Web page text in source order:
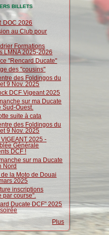
2026-17/05/2026
BILLETS
DOC 2026
au Club pour
Formations
LMNA 2025-2026
"Rencard Ducate"
des "cousins"
des Foldingos du
9 Nov. 2025
DCF Vigeant 2025
sur ma Ducate
Sud-Ouest.
suite à cata
des Foldingos du
9 Nov. 2025
2025 -
Générale
DCF !
sur ma Ducate
Nord
la Moto de Douai
2025
inscriptions
par course".
Ducate DCF" 2025
Plus